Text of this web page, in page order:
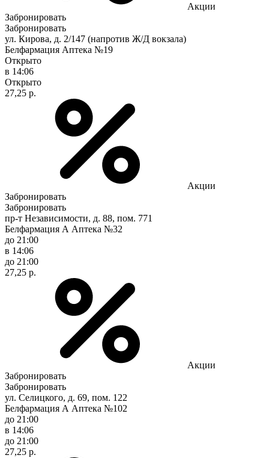
Акции
Забронировать
Забронировать
ул. Кирова, д. 2/147 (напротив Ж/Д вокзала)
Белфармация Аптека №19
Открыто
в 14:06
Открыто
27,25 р.
Акции
Забронировать
Забронировать
пр-т Независимости, д. 88, пом. 771
Белфармация А Аптека №32
до 21:00
в 14:06
до 21:00
27,25 р.
Акции
Забронировать
Забронировать
ул. Селицкого, д. 69, пом. 122
Белфармация А Аптека №102
до 21:00
в 14:06
до 21:00
27,25 р.